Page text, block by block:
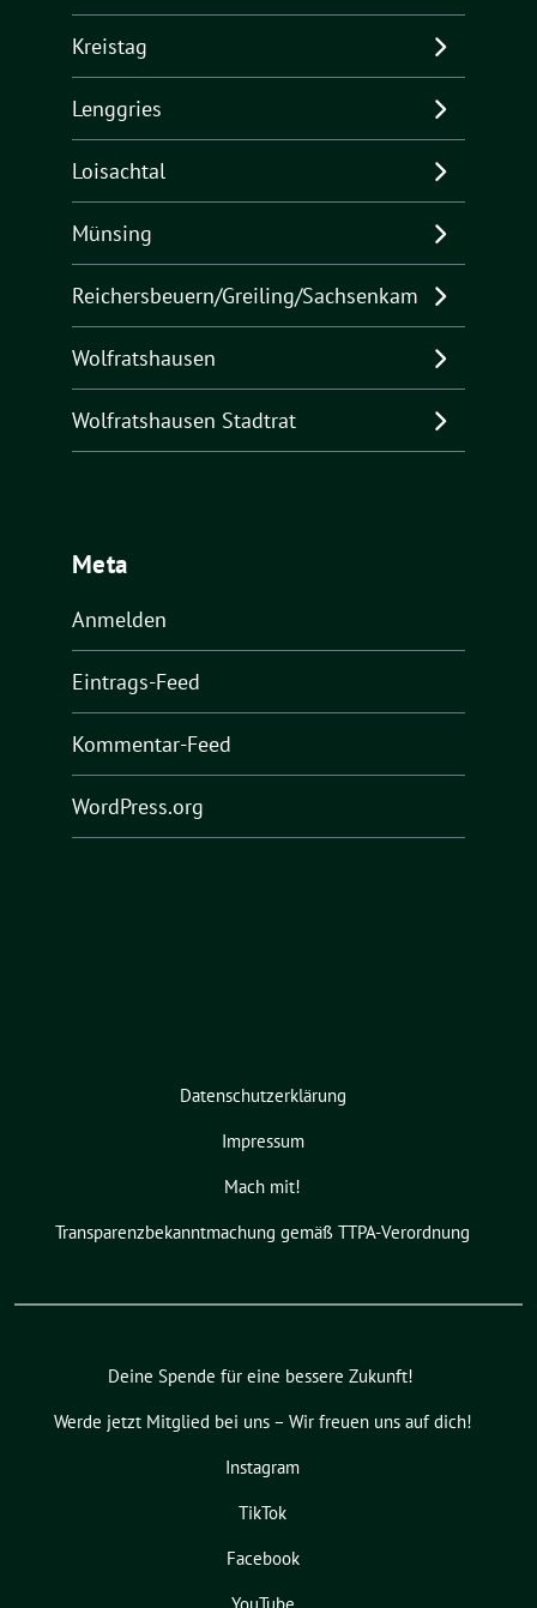
Kreistag
Lenggries
Loisachtal
Münsing
Reichersbeuern/Greiling/Sachsenkam
Wolfratshausen
Wolfratshausen Stadtrat
Meta
Anmelden
Eintrags-Feed
Kommentar-Feed
WordPress.org
Datenschutzerklärung
Impressum
Mach mit!
Transparenzbekanntmachung gemäß TTPA-Verordnung
Deine Spende für eine bessere Zukunft!
Werde jetzt Mitglied bei uns – Wir freuen uns auf dich!
Instagram
TikTok
Facebook
YouTube